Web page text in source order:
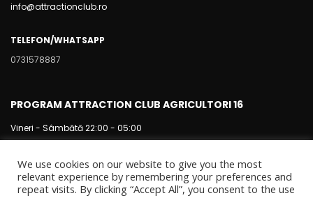
info@attractionclub.ro
TELEFON/WHATSAPP
0731578887
PROGRAM ATTRACTION CLUB AGRICULTORI 16
Vineri - Sâmbătă 22:00 - 05:00
We use cookies on our website to give you the most
relevant experience by remembering your preferences and
repeat visits. By clicking “Accept All”, you consent to the use